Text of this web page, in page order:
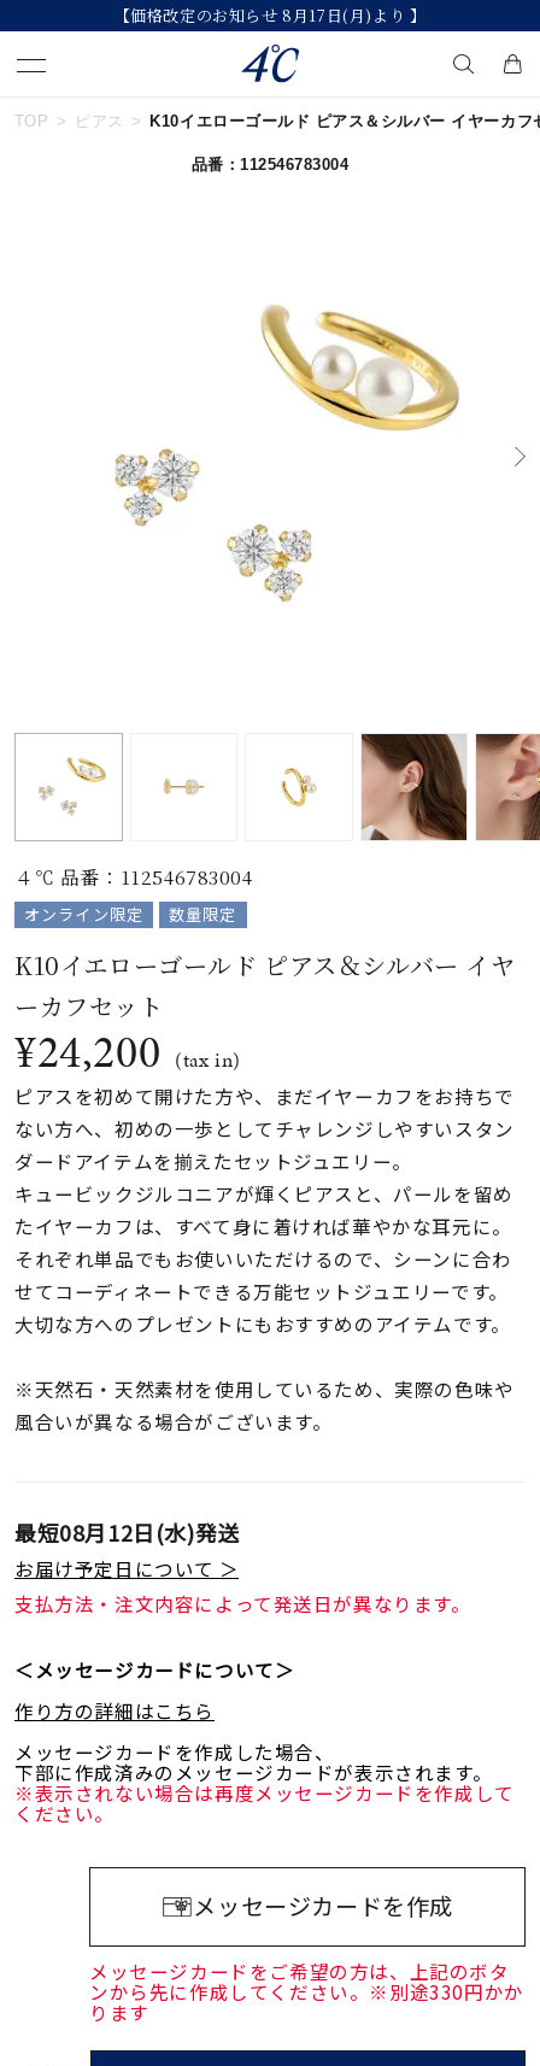
【価格改定のお知らせ 8月17日(月)より 】
キーワードで検索する
#エタニティ
誕生石
モチーフ
石の色
ファッションテイス
ト
着用シーン
コレクション
レディース
リングサイズ
～
リングサイズ
在庫 在庫ありのみ
TOP ピアス K10イエローゴールド ピアス＆シルバー イヤーカフ
品番：112546783004
４℃ 品番：112546783004
オンライン限定 数量限定
K10イエローゴールド ピアス＆シルバー イヤ
ーカフセット
¥24,200 (tax in)
ピアスを初めて開けた方や、まだイヤーカフをお持ちで
ない方へ、初めの一歩としてチャレンジしやすいスタン
ダードアイテムを揃えたセットジュエリー。
キュービックジルコニアが輝くピアスと、パールを留め
たイヤーカフは、すべて身に着ければ華やかな耳元に。
それぞれ単品でもお使いいただけるので、シーンに合わ
せてコーディネートできる万能セットジュエリーです。
大切な方へのプレゼントにもおすすめのアイテムです。
※天然石・天然素材を使用しているため、実際の色味や
風合いが異なる場合がございます。
最短08月12日(水)発送
お届け予定日について ＞
支払方法・注文内容によって発送日が異なります。
＜メッセージカードについて＞
作り方の詳細はこちら
メッセージカードを作成した場合、
下部に作成済みのメッセージカードが表示されます。
※表示されない場合は再度メッセージカードを作成して
ください。
メッセージカードを作成
メッセージカードをご希望の方は、上記のボタ
ンから先に作成してください。※別途330円かか
ります